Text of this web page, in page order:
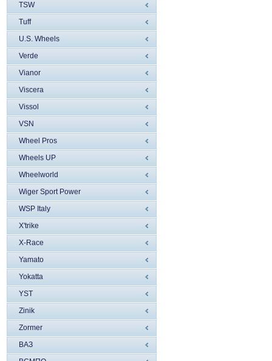
TSW
Tuff
U.S. Wheels
Verde
Vianor
Viscera
Vissol
VSN
Wheel Pros
Wheels UP
Wheelworld
Wiger Sport Power
WSP Italy
X'trike
X-Race
Yamato
Yokatta
YST
Zinik
Zormer
ВАЗ